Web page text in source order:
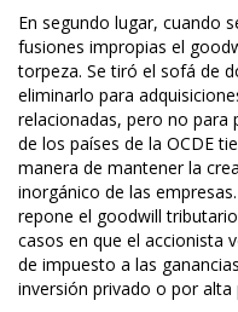
En segundo lugar, cuando
fusiones impropias el
torpeza. Se tiró el sofá de
eliminarlo para
relacionadas, pero no para
de los países de la OCDE
manera de mantener la
inorgánico de las
repone el goodwill
casos en que el accionista
de impuesto a las
inversión privado o por alta